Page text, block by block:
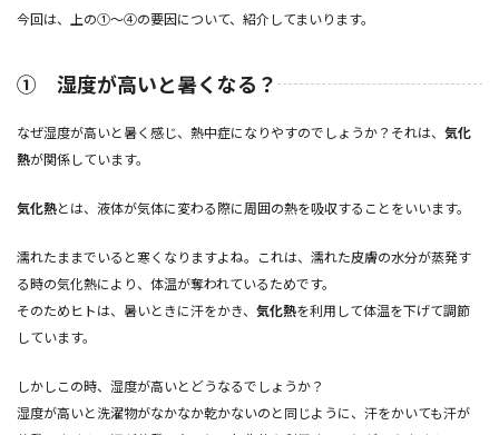
今回は、上の①～④の要因について、紹介してまいります。
① 湿度が高いと暑くなる？
なぜ湿度が高いと暑く感じ、熱中症になりやすのでしょうか？それは、 気化
熱が関係しています。
気化熱とは、液体が気体に変わる際に周囲の熱を吸収することをいいます。
濡れたままでいると寒くなりますよね。これは、濡れた皮膚の水分が蒸発す
る時の気化熱により、体温が奪われているためです。
そのためヒトは、暑いときに汗をかき、 気化熱を利用して体温を下げて調節
しています。
しかしこの時、湿度が高いとどうなるでしょうか？
湿度が高いと洗濯物がなかなか乾かないのと同じように、汗をかいても汗が